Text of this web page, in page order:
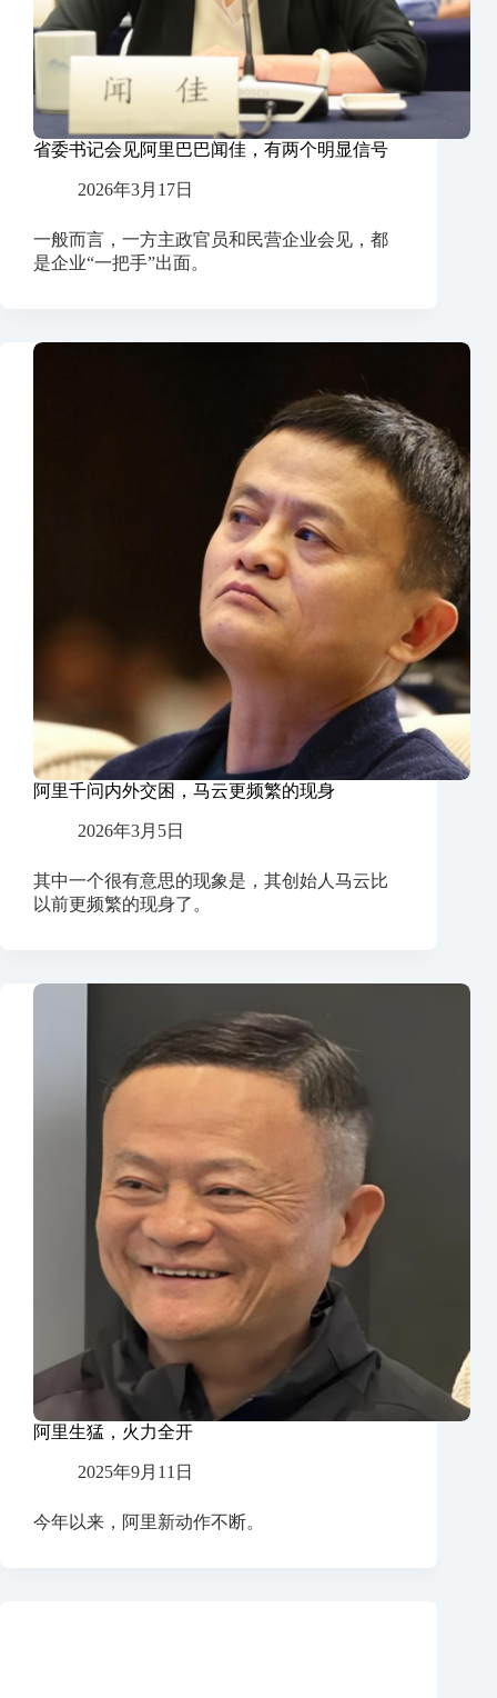
省委书记会见阿里巴巴闻佳，有两个明显信号
2026年3月17日
一般而言，一方主政官员和民营企业会见，都
是企业“一把手”出面。
阿里千问内外交困，马云更频繁的现身
2026年3月5日
其中一个很有意思的现象是，其创始人马云比
以前更频繁的现身了。
阿里生猛，火力全开
2025年9月11日
今年以来，阿里新动作不断。